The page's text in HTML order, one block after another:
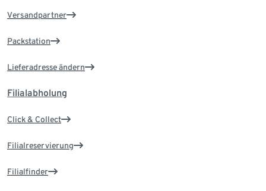
Versandpartner
Packstation
Lieferadresse ändern
Filialabholung
Click & Collect
Filialreservierung
Filialfinder